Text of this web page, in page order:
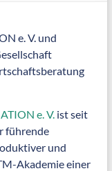
e. V. und
e. V.ist seit
führende
und
Akademie einer